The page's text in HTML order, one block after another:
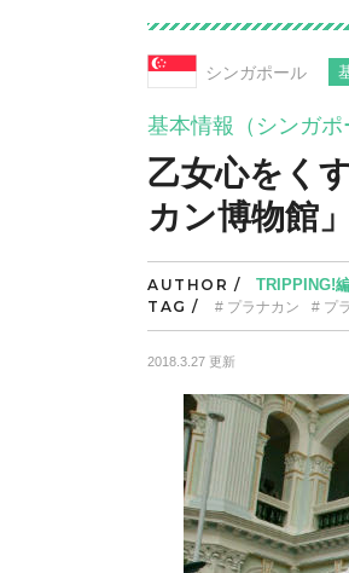
シンガポール
基本情報（シンガポ
乙女心をく
カン博物館」
AUTHOR / TRIPPING!
TAG / プラナカン プ
2018.3.27 更新